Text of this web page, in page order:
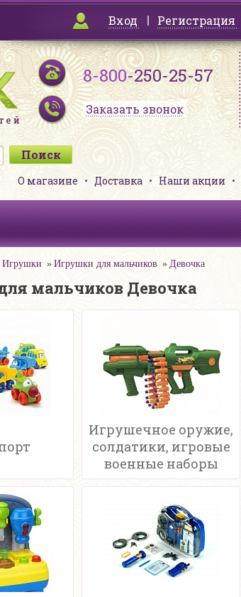
Вход Регистрация
8-800-250-25-57
Заказать звонок
О магазине Доставка Наши акции
Игрушки Игрушки для мальчиков Девочка
мальчиков Девочка
Игрушечное оружие,
солдатики, игровые
военные наборы